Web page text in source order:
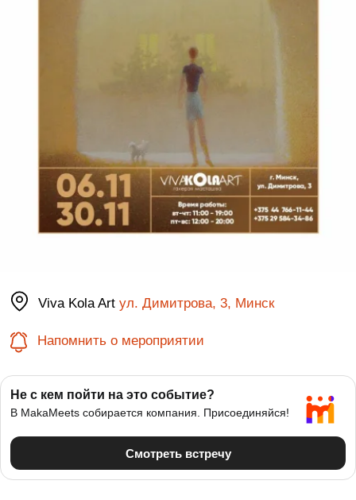
Viva Kola Artул. Димитрова, 3, Минск
Напомнить о мероприятии